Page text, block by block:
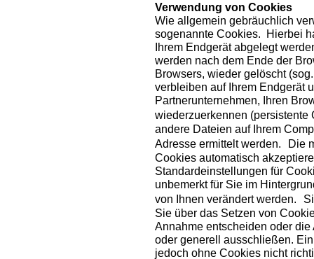
Verwendung von Cookies
Wie allgemein gebräuchlich
sogenannte Cookies. Hierbei
Ihrem Endgerät abgelegt
werden nach dem Ende der
Browsers, wieder gelöscht
verbleiben auf Ihrem Endgerät
Partnerunternehmen, Ihren
wiederzuerkennen
andere Dateien auf Ihrem
Adresse ermittelt werden. Die
Cookies automatisch
Standardeinstellungen für
unbemerkt für Sie im
von Ihnen verändert werden.
Sie über das Setzen von
Annahme entscheiden oder
oder generell ausschließen.
jedoch ohne Cookies nicht